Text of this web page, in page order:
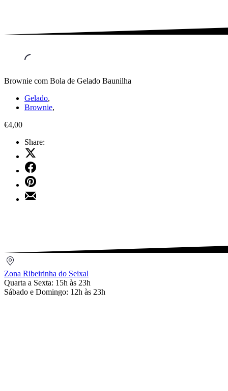
Brownie com Bola de Gelado Baunilha
Gelado,
Brownie,
€4,00
Share:
do
Seixal
Zona Ribeirinha do Seixal
Quarta a Sexta: 15h às 23h
Sábado e Domingo: 12h às 23h